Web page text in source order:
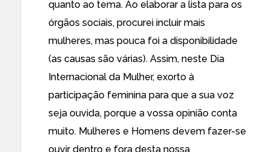
quanto ao tema. Ao elaborar a lista para os
órgãos sociais, procurei incluir mais
mulheres, mas pouca foi a disponibilidade
(as causas são várias). Assim, neste Dia
Internacional da Mulher, exorto à
participação feminina para que a sua voz
seja ouvida, porque a vossa opinião conta
muito. Mulheres e Homens devem fazer-se
ouvir dentro e fora desta nossa